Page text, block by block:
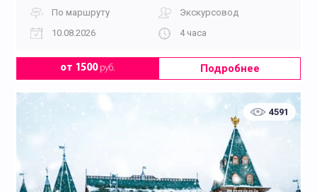
По маршруту
Экскурсовод
10.08.2026
4 часа
от 1500руб. Подробнее
4591